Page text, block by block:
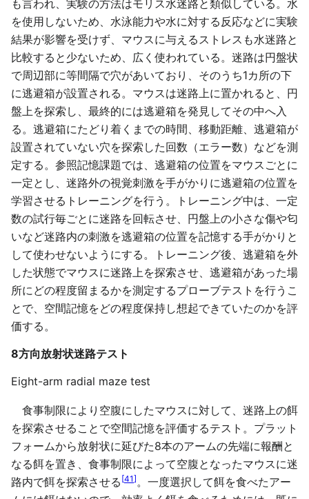
も言われ、実験の方法はモリス水迷路と類似している。水
を使用しないため、水泳能力や水に対する反応などに実験
結果が影響を受けず、マウスに与えるストレスも水迷路と
比較すると少ないため、広く使われている。迷路は円盤状
で周辺部に等間隔で穴があいており、そのうち1カ所の下
に逃避箱が設置される。マウスは迷路上に置かれると、円
盤上を探索し、最終的には逃避箱を発見してその中へ入
る。逃避箱にたどり着くまでの時間、移動距離、逃避箱が
設置されていない穴を探索した回数（エラー数）などを測
定する。参照記憶課題では、逃避箱の位置をマウスごとに
一定とし、迷路外の視覚刺激を手がかりに逃避箱の位置を
学習させるトレーニングを行う。トレーニング中は、一定
数の試行毎ごとに迷路を回転させ、円盤上の小さな傷や匂
いなど迷路内の刺激を逃避箱の位置を記憶する手がかりと
して使わせないようにする。トレーニング後、逃避箱を外
した状態でマウスに迷路上を探索させ、逃避箱があった場
所にどの程度留まるかを測定するプローブテストを行うこ
とで、空間記憶をどの程度保持し想起できていたのかを評
価する。
8方向放射状迷路テスト
Eight-arm radial maze test
食事制限により空腹にしたマウスに対して、迷路上の餌
を探索させることで空間記憶を評価するテスト。プラット
フォームから放射状に延びた8本のアームの先端に報酬と
なる餌を置き、食事制限によって空腹となったマウスに迷
路内で餌を探索させる [41]。一度選択して餌を食べたアー